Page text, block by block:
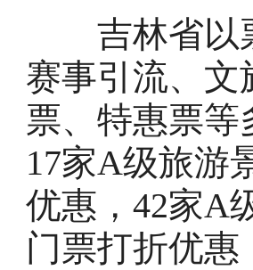
吉林省以票
赛事引流、文
票、特惠票等
17家A级旅游
优惠，42家A
门票打折优